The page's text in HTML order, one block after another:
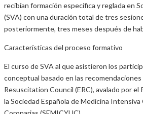
recibían formación específica y reglada en
(SVA) con una duración total de tres
posteriormente, tres meses después de
Características del proceso formativo
El curso de SVA al que asistieron los
conceptual basado en las
Resuscitation Council (ERC), avalado por el
la Sociedad Española de Medicina